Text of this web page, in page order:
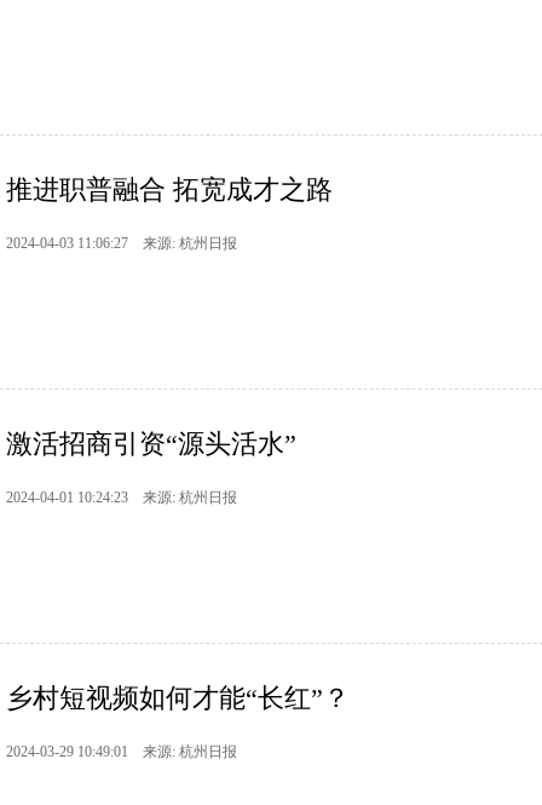
推进职普融合 拓宽成才之路
2024-04-03 11:06:27 来源: 杭州日报
激活招商引资“源头活水”
2024-04-01 10:24:23 来源: 杭州日报
乡村短视频如何才能“长红”？
2024-03-29 10:49:01 来源: 杭州日报